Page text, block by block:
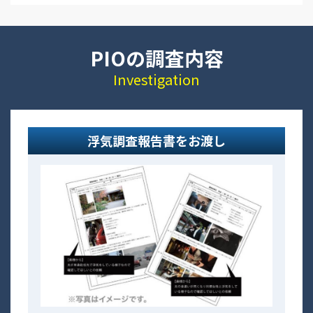
PIOの調査内容
Investigation
浮気調査報告書をお渡し